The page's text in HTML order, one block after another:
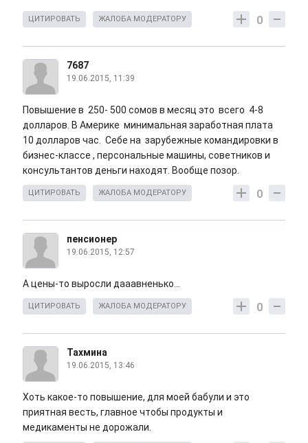
0
ЦИТИРОВАТЬ ЖАЛОБА МОДЕРАТОРУ
7687
19.06.2015, 11:39
Повышение в 250- 500 сомов в месяц это всего 4-8
долларов. В Америке минимальная заработная плата
10 долларов час. Себе на зарубежные командировки в
бизнес-классе , персональные машины, советников и
консультантов деньги находят. Вообще позор.
0
ЦИТИРОВАТЬ ЖАЛОБА МОДЕРАТОРУ
пенсионер
19.06.2015, 12:57
А цены-то выросли дааавненько...
0
ЦИТИРОВАТЬ ЖАЛОБА МОДЕРАТОРУ
Тахмина
19.06.2015, 13:46
Хоть какое-то повышение, для моей бабули и это
приятная весть, главное чтобы продукты и
медикаменты не дорожали.